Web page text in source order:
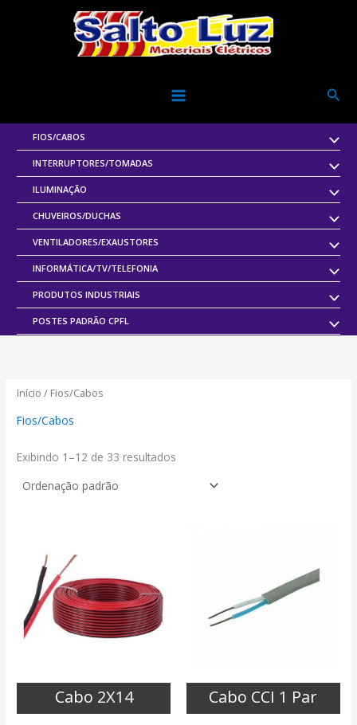
FIOS/CABOS
INTERRUPTORES/TOMADAS
ILUMINAÇÃO
CHUVEIROS/DUCHAS
VENTILADORES/EXAUSTORES
INFORMÁTICA/TV/TELEFONIA
PRODUTOS INDUSTRIAIS
POSTES PADRÃO CPFL
Início / Fios/Cabos
Fios/Cabos
Exibindo 1–12 de 33 resultados
Cabo 2X14 Cabo CCI 1 Par